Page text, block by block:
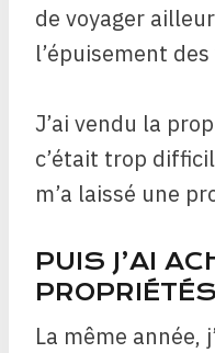
de voyager
l’épuisement des
J’ai vendu la
c’était trop
m’a laissé une
PUIS J’AI
PROPRIÉTÉS
La même année,